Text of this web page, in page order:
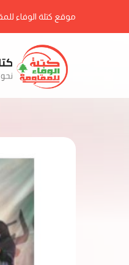
موقع كتلة الوفاء